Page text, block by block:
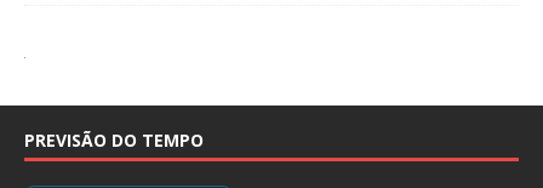
PREVISÃO DO TEMPO